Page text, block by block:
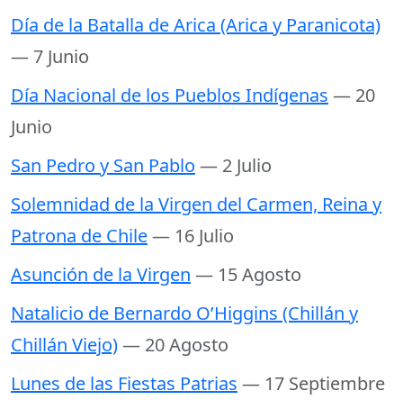
Día de la Batalla de Arica (Arica y Paranicota)
— 7 Junio
Día Nacional de los Pueblos Indígenas — 20
Junio
San Pedro y San Pablo — 2 Julio
Solemnidad de la Virgen del Carmen, Reina y
Patrona de Chile— 16 Julio
Asunción de la Virgen — 15 Agosto
Natalicio de Bernardo O’Higgins (Chillán y
Chillán Viejo)— 20 Agosto
Lunes de las Fiestas Patrias — 17 Septiembre